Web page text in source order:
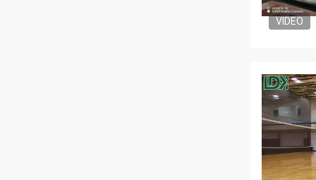
VIDEO